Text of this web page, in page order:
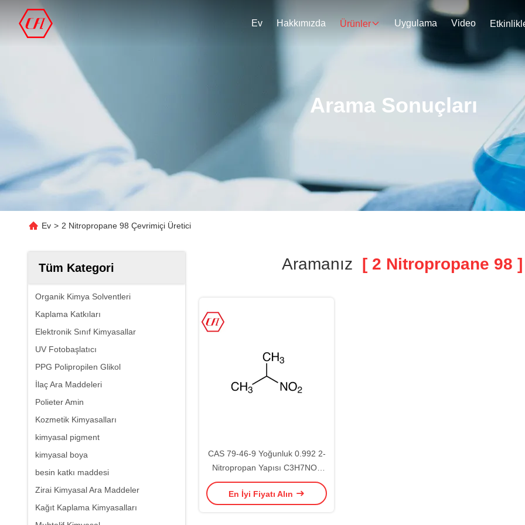
Ev Hakkımızda Ürünler Uygulama Video
Arama Sonuçları
Ev > 2 Nitropropane 98 Çevrimiçi Üretici
Tüm Kategori
Organik Kimya Solventleri
Kaplama Katkıları
Elektronik Sınıf Kimyasallar
UV Fotobaşlatıcı
PPG Polipropilen Glikol
İlaç Ara Maddeleri
Polieter Amin
Kozmetik Kimyasalları
kimyasal pigment
kimyasal boya
besin katkı maddesi
Zirai Kimyasal Ara Maddeler
Kağıt Kaplama Kimyasalları
Aramanız [ 2 Nitropropane 98 ]
CAS 79-46-9 Yoğunluk 0.992 2-
Nitropropan Yapısı C3H7NO2
Renksiz ila Soluk Sarı Çözelti
%98
En İyi Fiyatı Alın